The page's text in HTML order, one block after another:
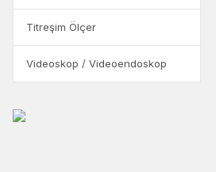
Titreşim Ölçer
Videoskop / Videoendoskop